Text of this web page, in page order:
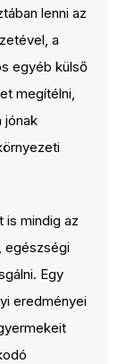
lenni az
a
egyéb külső
megítélni,
jónak
is mindig az
egészségi
Egy
eredményei